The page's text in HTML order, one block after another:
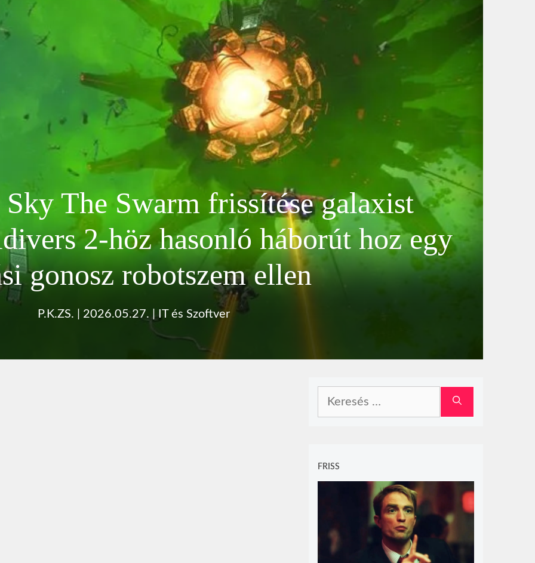
The Swarm frissítése galaxist
2-höz hasonló háborút hoz egy
gonosz robotszem ellen
P.K.ZS. 2026.05.27. IT és Szoftver
FRISS